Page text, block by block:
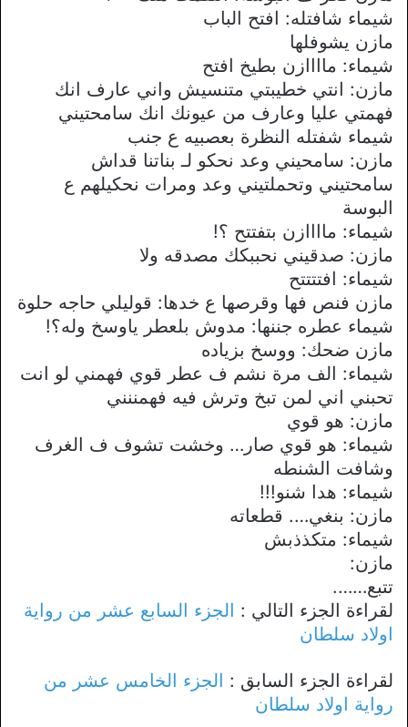
شيماء شافتله: افتح الباب
مازن يشوفلها
شيماء: ماااازن بطيخ افتح
مازن: انتي خطيبتي متنسيش واني عارف انك
فهمتي عليا وعارف من عيونك انك سامحتيني
شيماء شفتله النظرة بعصبيه ع جنب
مازن: سامحيني وعد نحكو لـ بناتنا قداش
سامحتيني وتحملتيني وعد ومرات نحكيلهم ع
البوسة
شيماء: ماااازن بتفتتح ؟!
مازن: صدقيني نحببكك مصدقه ولا
شيماء: افتتتتح
مازن فنص فها وقرصها ع خدها: قوليلي حاجه حلوة
شيماء عطره جننها: مدوش بلعطر ياوسخ وله؟!
مازن ضحك: ووسخ بزياده
شيماء: الف مرة نشم ف عطر قوي فهمني لو انت
تحبني اني لمن تبخ وترش فيه فهمننني
مازن: هو قوي
شيماء: هو قوي صار… وخشت تشوف ف الغرف
وشافت الشنطه
شيماء: هدا شنو!!!
مازن: بنغي…. قطعاته
شيماء: متكذذبش
مازن:
تتبع…….
لقراءة الجزء التالي : الجزء السابع عشر من رواية
اولاد سلطان
لقراءة الجزء السابق : الجزء الخامس عشر من
رواية اولاد سلطان